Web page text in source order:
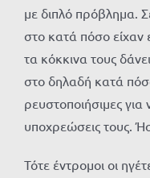
με διπλό πρόβλημα.
στο κατά πόσο
τα κόκκινα τους
στο δηλαδή κατά
ρευστοποιήσιμες
υποχρεώσεις τους.
Τότε έντρομοι οι